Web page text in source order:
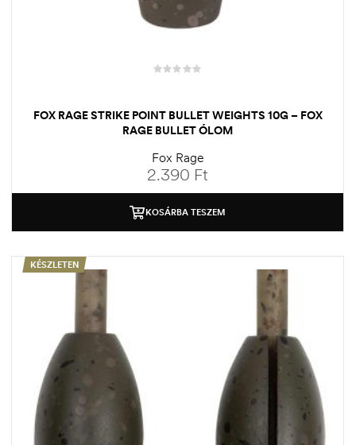
FOX RAGE STRIKE POINT BULLET WEIGHTS 10G – FOX
RAGE BULLET ÓLOM
Fox Rage
2.390 Ft
KOSÁRBA TESZEM
KÉSZLETEN